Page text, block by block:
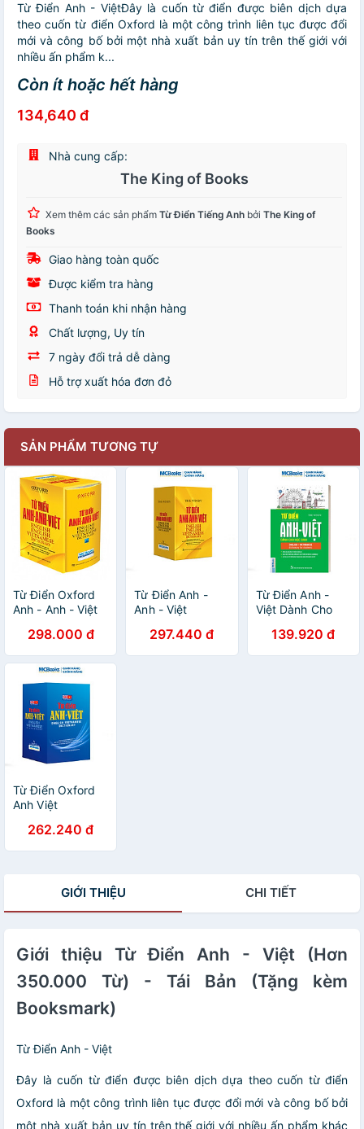
Từ Điển Anh - ViệtĐây là cuốn từ điển được biên dịch dựa
theo cuốn từ điển Oxford là một công trình liên tục được đổi
mới và công bố bởi một nhà xuất bản uy tín trên thế giới với
nhiều ấn phẩm k...
Còn ít hoặc hết hàng
134,640 đ
Nhà cung cấp:
The King of Books
Xem thêm các sản phẩm Từ Điển Tiếng Anh bởi The King of
Books
Giao hàng toàn quốc
Được kiểm tra hàng
Thanh toán khi nhận hàng
Chất lượng, Uy tín
7 ngày đổi trả dễ dàng
Hỗ trợ xuất hóa đơn đỏ
SẢN PHẨM TƯƠNG TỰ
Từ Điển Oxford
Anh - Anh - Việt
(tặng kèm giấy
nhớ PS)
298.000 đ
Từ Điển Anh -
Anh - Việt
297.440 đ
Từ Điển Anh -
Việt Dành Cho
139.920 đ
Từ Điển Oxford
Anh Việt
Cứng Xanh)
262.240 đ
GIỚI THIỆU CHI TIẾT
Giới thiệu Từ Điển Anh - Việt (Hơn
350.000 Từ) - Tái Bản (Tặng kèm
Booksmark)
Từ Điển Anh - Việt
Đây là cuốn từ điển được biên dịch dựa theo cuốn từ điển
Oxford là một công trình liên tục được đổi mới và công bố bởi
một nhà xuất bản uy tín trên thế giới với nhiều ấn phẩm khác